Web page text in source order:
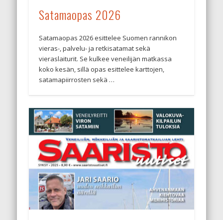
Satamaopas 2026
Satamaopas 2026 esittelee Suomen rannikon
vieras-, palvelu- ja retkisatamat sekä
vieraslaiturit. Se kulkee veneilijän matkassa
koko kesän, sillä opas esittelee karttojen,
satamapiirrosten sekä …